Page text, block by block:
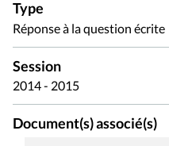
Type
Réponse à la question écrite
Session
2014 - 2015
Document(s) associé(s)